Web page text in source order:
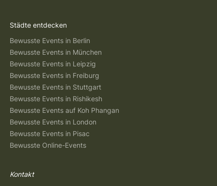
Städte entdecken
Bewusste Events in Berlin
Bewusste Events in München
Bewusste Events in Leipzig
Bewusste Events in Freiburg
Bewusste Events in Stuttgart
Bewusste Events in Rishikesh
Bewusste Events auf Koh Phangan
Bewusste Events in London
Bewusste Events in Pisac
Bewusste Online-Events
Kontakt